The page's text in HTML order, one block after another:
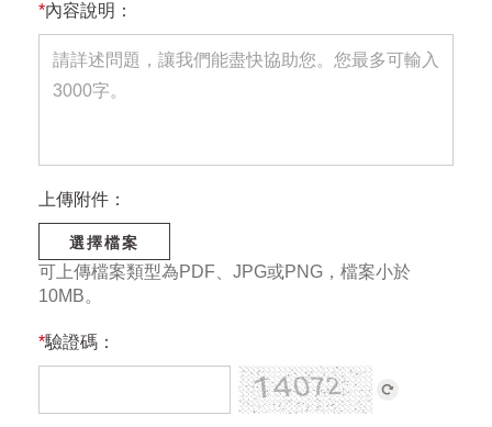
*內容說明：
上傳附件：
選擇檔案
可上傳檔案類型為PDF、JPG或PNG，檔案小於
10MB。
*驗證碼：